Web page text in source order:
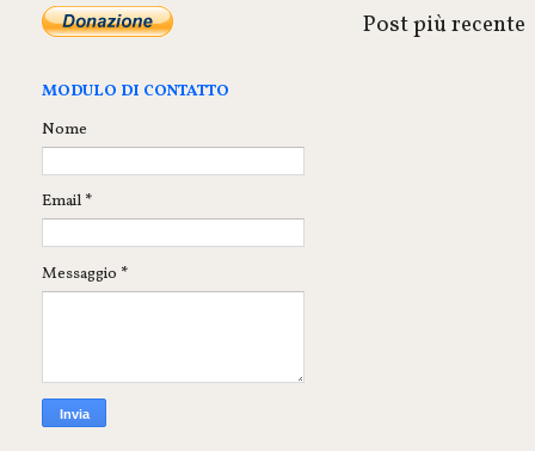
Post più recente
MODULO DI CONTATTO
Nome
Email *
Messaggio *